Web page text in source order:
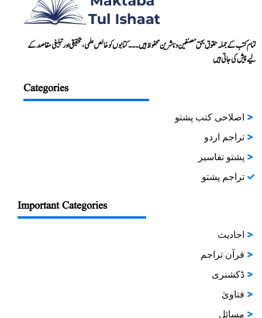
تمام کتب کے جملہ حقوق بحق مصنفین و ناشرین محفوظ ہیں۔۔۔ کتابوں کو خالص علمی، تحقیقی اور تبلیغی مقاصد کے
لیے پیش کی جاتی ہیں
Categories
اصلاحی کتب پشتو
تراجم اردو
پشتو تفاسیر
تراجم پشتو
Important Categories
احادیث
قرآن تراجم
ڈکشنری
فتاویٰ
مسائل